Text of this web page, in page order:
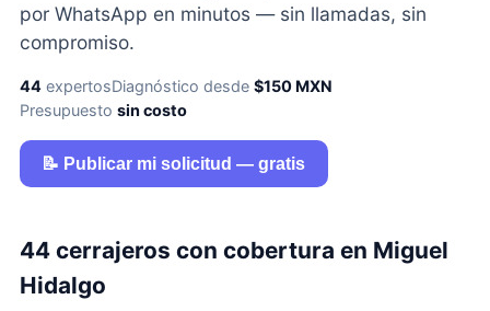
por WhatsApp en minutos — sin llamadas, sin
compromiso.
44expertosDiagnóstico desde $150 MXN
Presupuesto sin costo
📝 Publicar mi solicitud — gratis
44 cerrajeros con cobertura en Miguel
Hidalgo